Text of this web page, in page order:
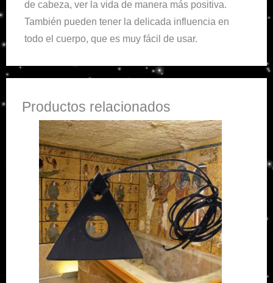
de cabeza, ver la vida de manera más positiva.
También pueden tener la delicada influencia en
todo el cuerpo, que es muy fácil de usar.
Productos relacionados